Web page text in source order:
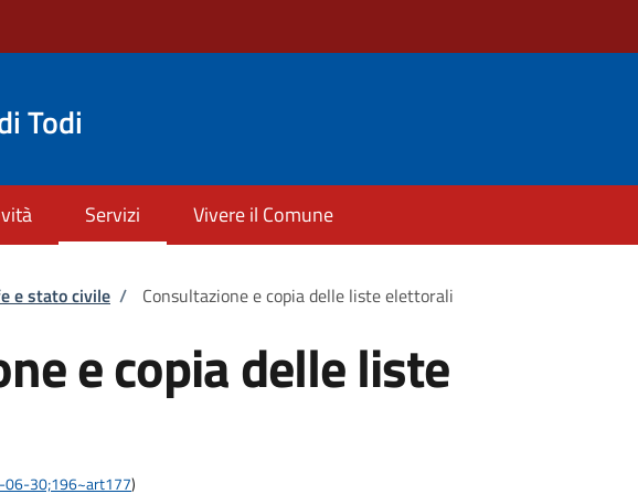
Todi
Servizi Vivere il Comune
e stato civile / Consultazione e copia delle liste elettorali
e copia delle liste
06-30;196~art177)